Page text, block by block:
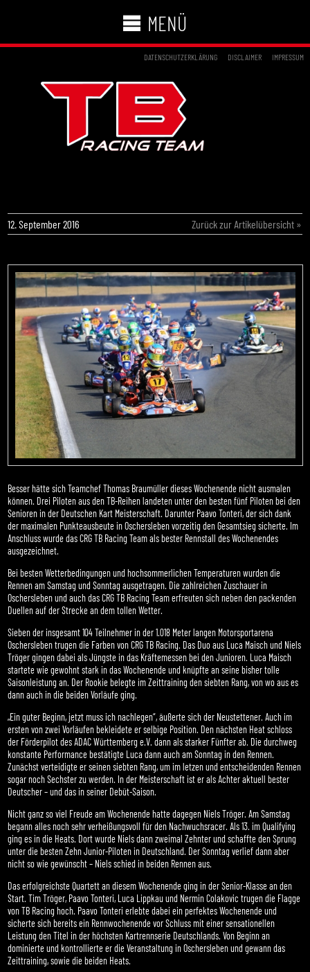
MENÜ
DATENSCHUTZERKLÄRUNG DISCLAIMER IMPRESSUM
12. September 2016 Zurück zur Artikelübersicht »
Besser hätte sich Teamchef Thomas Braumüller dieses Wochenende nicht ausmalen
können. Drei Piloten aus den TB-Reihen landeten unter den besten fünf Piloten bei den
Senioren in der Deutschen Kart Meisterschaft. Darunter Paavo Tonteri, der sich dank
der maximalen Punkteausbeute in Oschersleben vorzeitig den Gesamtsieg sicherte. Im
Anschluss wurde das CRG TB Racing Team als bester Rennstall des Wochenendes
ausgezeichnet.
Bei besten Wetterbedingungen und hochsommerlichen Temperaturen wurden die
Rennen am Samstag und Sonntag ausgetragen. Die zahlreichen Zuschauer in
Oschersleben und auch das CRG TB Racing Team erfreuten sich neben den packenden
Duellen auf der Strecke an dem tollen Wetter.
Sieben der insgesamt 104 Teilnehmer in der 1.018 Meter langen Motorsportarena
Oschersleben trugen die Farben von CRG TB Racing. Das Duo aus Luca Maisch und Niels
Tröger gingen dabei als Jüngste in das Kräftemessen bei den Junioren. Luca Maisch
startete wie gewohnt stark in das Wochenende und knüpfte an seine bisher tolle
Saisonleistung an. Der Rookie belegte im Zeittraining den siebten Rang, von wo aus es
dann auch in die beiden Vorläufe ging.
„Ein guter Beginn, jetzt muss ich nachlegen“, äußerte sich der Neustettener. Auch im
ersten von zwei Vorläufen bekleidete er selbige Position. Den nächsten Heat schloss
der Förderpilot des ADAC Württemberg e.V. dann als starker Fünfter ab. Die durchweg
konstante Performance bestätigte Luca dann auch am Sonntag in den Rennen.
Zunächst verteidigte er seinen siebten Rang, um im letzen und entscheidenden Rennen
sogar noch Sechster zu werden. In der Meisterschaft ist er als Achter aktuell bester
Deutscher – und das in seiner Debüt-Saison.
Nicht ganz so viel Freude am Wochenende hatte dagegen Niels Tröger. Am Samstag
begann alles noch sehr verheißungsvoll für den Nachwuchsracer. Als 13. im Qualifying
ging es in die Heats. Dort wurde Niels dann zweimal Zehnter und schaffte den Sprung
unter die besten Zehn Junior-Piloten in Deutschland. Der Sonntag verlief dann aber
nicht so wie gewünscht – Niels schied in beiden Rennen aus.
Das erfolgreichste Quartett an diesem Wochenende ging in der Senior-Klasse an den
Start. Tim Tröger, Paavo Tonteri, Luca Lippkau und Nermin Colakovic trugen die Flagge
von TB Racing hoch. Paavo Tonteri erlebte dabei ein perfektes Wochenende und
sicherte sich bereits ein Rennwochenende vor Schluss mit einer sensationellen
Leistung den Titel in der höchsten Kartrennserie Deutschlands. Von Beginn an
dominierte und kontrollierte er die Veranstaltung in Oschersleben und gewann das
Zeittraining, sowie die beiden Heats.